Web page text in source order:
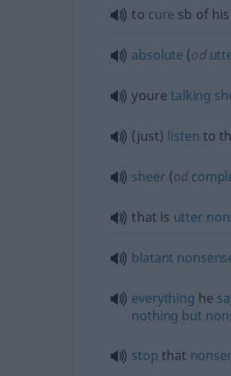
to cure sb of
absolute (od
youretalking
(just) listen to
sheer (od
that is utter
blatant
everything he
nothing but
stop that